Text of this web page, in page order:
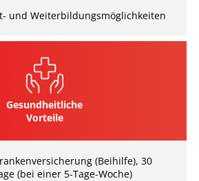
und Weiterbildungsmöglichkeiten
Gesundheitliche
Vorteile
(Beihilfe), 30
(bei einer 5-Tage-Woche)